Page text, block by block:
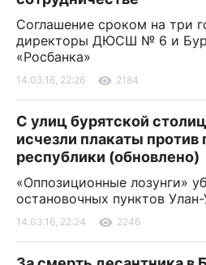
Соглашение сроком на три
директоры ДЮСШ № 6 и
«Росбанка»
14.03.16, 22:26 2184
С улиц бурятской
исчезли плакаты против
республики (обновлено)
«Оппозиционные лозунги»
остановочных пунктов
14.03.16, 22:24 2246